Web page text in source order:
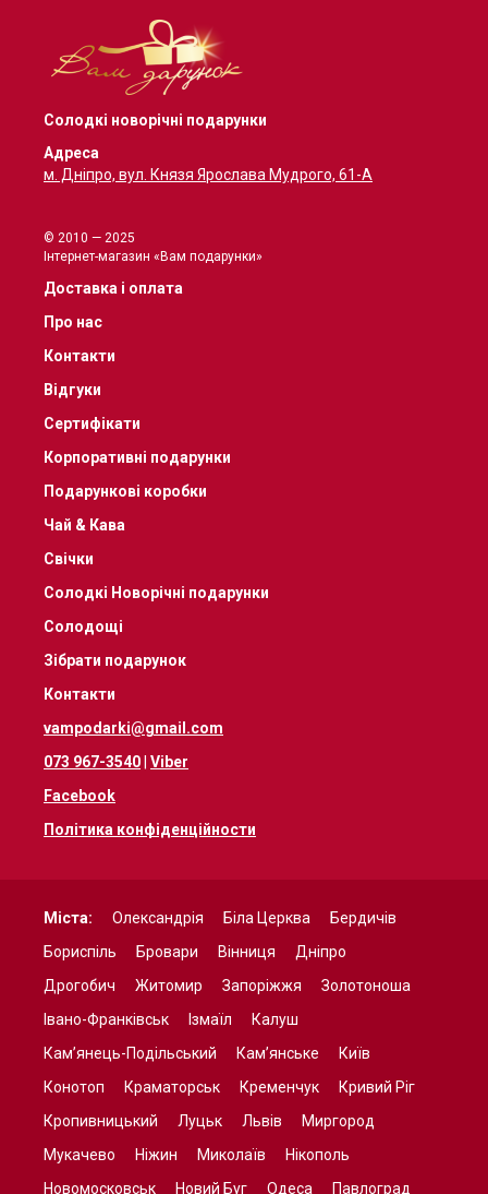
Солодкі новорічні подарунки
Адреса
м. Дніпро, вул. Князя Ярослава Мудрого, 61-А
© 2010 — 2025
Інтернет-магазин «Вам подарунки»
Доставка і оплата
Про нас
Контакти
Відгуки
Сертифікати
Корпоративні подарунки
Подарункові коробки
Чай & Кава
Свічки
Солодкі Новорічні подарунки
Солодощі
Зібрати подарунок
Контакти
vampodarki@gmail.com
073 967-3540 Viber
Facebook
Політика конфіденційности
Міста: Олександрія Біла Церква
Бердичів
Бориспіль
Бровари Вінниця
Дніпро
Дрогобич
Житомир Запоріжжя
Золотоноша
Івано-Франківськ
Ізмаїл
Калуш
Кам’янець-Подільський
Кам’янське
Київ
Конотоп
Краматорськ Кременчук
Кривий Ріг
Кропивницький
Луцьк Львів
Миргород
Мукачево
Ніжин Миколаїв
Нікополь
Новомосковськ
Новий Буг Одеса Павлоград